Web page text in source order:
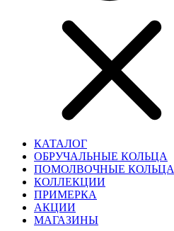
КАТАЛОГ
ОБРУЧАЛЬНЫЕ КОЛЬЦА
ПОМОЛВОЧНЫЕ КОЛЬЦА
КОЛЛЕКЦИИ
ПРИМЕРКА
АКЦИИ
МАГАЗИНЫ